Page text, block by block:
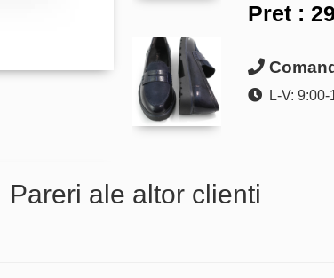
Pret :
L-V: 9:00-
Pareri ale altor clienti